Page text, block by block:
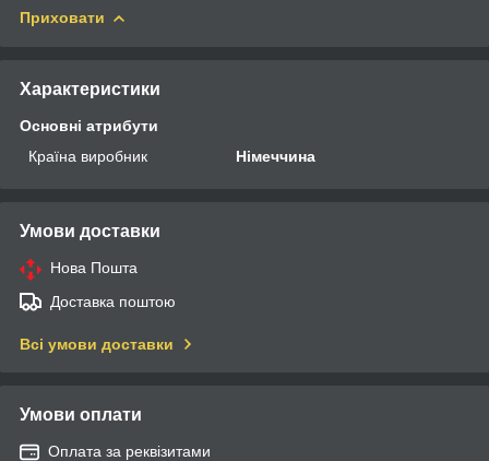
Приховати
Характеристики
Основні атрибути
Країна виробник
Німеччина
Умови доставки
Нова Пошта
Доставка поштою
Всі умови доставки
Умови оплати
Оплата за реквізитами